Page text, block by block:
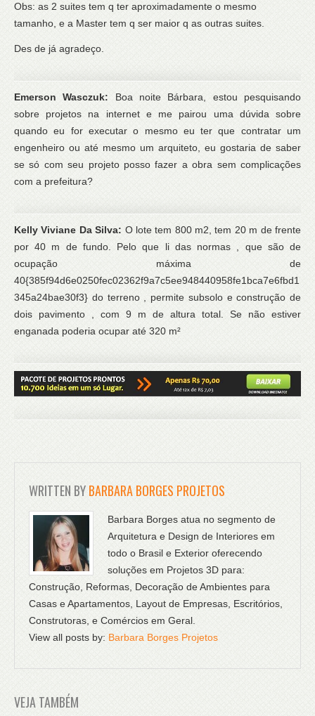
Obs: as 2 suites tem q ter aproximadamente o mesmo
tamanho, e a Master tem q ser maior q as outras suites.
Des de já agradeço.
Emerson Wasczuk: Boa noite Bárbara, estou pesquisando
sobre projetos na internet e me pairou uma dúvida sobre
quando eu for executar o mesmo eu ter que contratar um
engenheiro ou até mesmo um arquiteto, eu gostaria de saber
se só com seu projeto posso fazer a obra sem complicações
com a prefeitura?
Kelly Viviane Da Silva:O lote tem 800 m2, tem 20 m de frente
por 40 m de fundo. Pelo que li das normas , que são de
ocupação máxima de
40{385f94d6e0250fec02362f9a7c5ee948440958fe1bca7e6fbd1
345a24bae30f3} do terreno , permite subsolo e construção de
dois pavimento , com 9 m de altura total. Se não estiver
enganada poderia ocupar até 320 m²
WRITTEN BYBARBARA BORGES PROJETOS
Barbara Borges atua no segmento de
Arquitetura e Design de Interiores em
todo o Brasil e Exterior oferecendo
soluções em Projetos 3D para:
Construção, Reformas, Decoração de Ambientes para
Casas e Apartamentos, Layout de Empresas, Escritórios,
Construtoras, e Comércios em Geral.
View all posts by: Barbara Borges Projetos
VEJA TAMBÉM